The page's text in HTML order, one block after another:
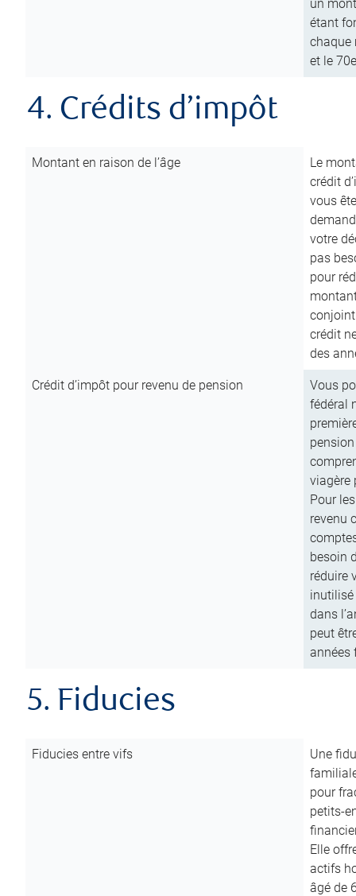
un
étant
chaque
et le
4. Crédits d’impôt
Montant en raison de l’âge
Le
crédit
vous
votre
pas
pour
conjoint
crédit
des
Crédit d’impôt pour revenu de pension
Vous
fédéral
viagère
Pour
revenu
besoin
réduire
inutilisé
dans
peut
années
5. Fiducies
Fiducies entre vifs
Une
pour
petits-
Elle
actifs
âgé de